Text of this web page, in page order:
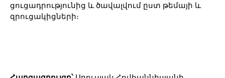
ցուցադրությունից և ծավալվում ըստ թեմայի և
զրուցակիցների։